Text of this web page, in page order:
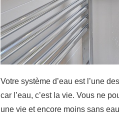
Votre système d’eau est l’une
car l’eau, c’est la vie. Vous ne
une vie et encore moins sans